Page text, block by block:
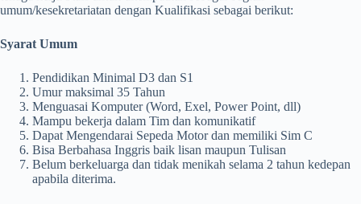
umum/kesekretariatan dengan Kualifikasi sebagai berikut:
Syarat Umum
Pendidikan Minimal D3 dan S1
Umur maksimal 35 Tahun
Menguasai Komputer (Word, Exel, Power Point, dll)
Mampu bekerja dalam Tim dan komunikatif
Dapat Mengendarai Sepeda Motor dan memiliki Sim C
Bisa Berbahasa Inggris baik lisan maupun Tulisan
Belum berkeluarga dan tidak menikah selama 2 tahun kedepan
apabila diterima.